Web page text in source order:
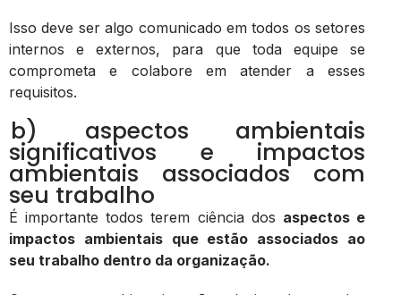
Isso deve ser algo comunicado em todos os setores
internos e externos, para que toda equipe se
comprometa e colabore em atender a esses
requisitos.
b) aspectos ambientais
significativos e impactos
ambientais associados com
seu trabalho
É importante todos terem ciência dos aspectos e
impactos ambientais que estão associados ao
seu trabalho dentro da organização.